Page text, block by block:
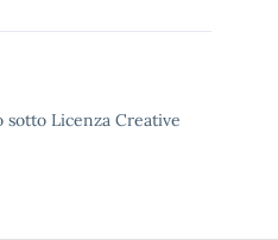
sotto Licenza Creative